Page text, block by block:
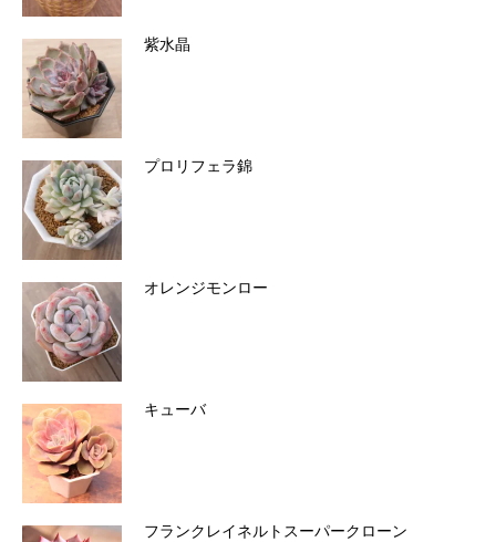
紫水晶
プロリフェラ錦
オレンジモンロー
キューバ
フランクレイネルトスーパークローン